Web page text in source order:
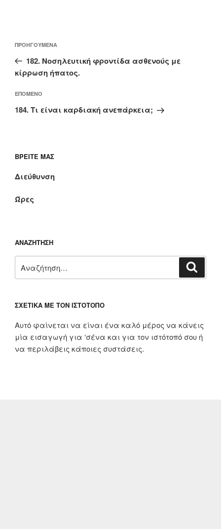
άρθρων
Προηγούμενο
άρθρο
ΠΡΟΗΓΟΎΜΕΝΑ
182. Νοσηλευτική φροντίδα ασθενούς με
κίρρωση ήπατος.
Επόμενο
άρθρο
ΕΠΌΜΕΝΟ
184. Τι είναι καρδιακή ανεπάρκεια;
ΒΡΕΊΤΕ ΜΑΣ
Διεύθυνση
Ώρες
ΑΝΑΖΉΤΗΣΗ
για:
ΣΧΕΤΙΚΆ ΜΕ ΤΟΝ ΙΣΤΌΤΟΠΟ
Αυτό φαίνεται να είναι ένα καλό μέρος να κάνεις
μία εισαγωγή για ‘σένα και για τον ιστότοπό σου ή
να περιλάβεις κάποιες συστάσεις.